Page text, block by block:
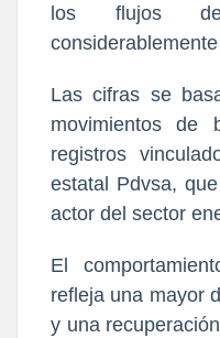
los flujos de
Las cifras se
movimientos de
registros
estatal Pdvsa,
actor del sector
El
refleja una mayor
y una